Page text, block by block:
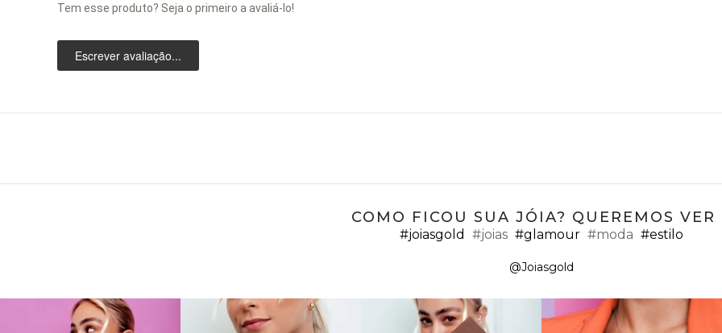
Tem esse produto? Seja o primeiro a avaliá-lo!
Escrever avaliação...
COMO FICOU SUA JÓIA? QUEREMOS VER
#joiasgold #joias #glamour #moda #estilo
@Joiasgold